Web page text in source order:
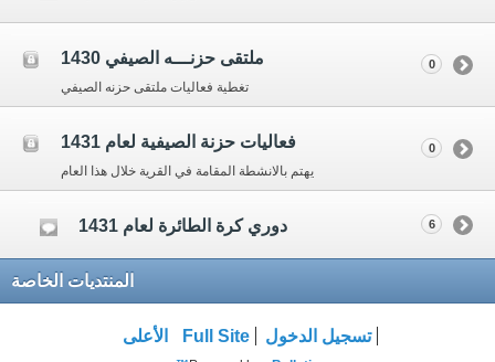
ملتقى حزنـــه الصيفي 1430
تغطية فعاليات ملتقى حزنه الصيفي
0
فعاليات حزنة الصيفية لعام 1431
يهتم بالانشطة المقامة في القرية خلال هذا العام
0
دوري كرة الطائرة لعام 1431 6
المنتديات الخاصة
تسجيل الدخول Full Site الأعلى